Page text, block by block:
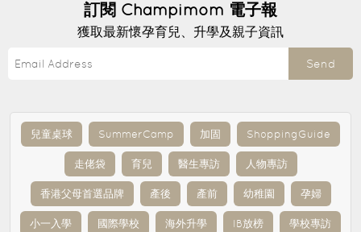
訂閱 Champimom 電子報
獲取最新懷孕育兒、升學及親子資訊
Send
兒童桌球 SummerCamp 加固 ShoppingGuide
走佬袋 育兒 醫生專訪 人物專訪
香港父母首選品牌 產後 產前 幼稚園 孕婦
小一入學 國際學校 海外升學 IB放榜 學校專訪